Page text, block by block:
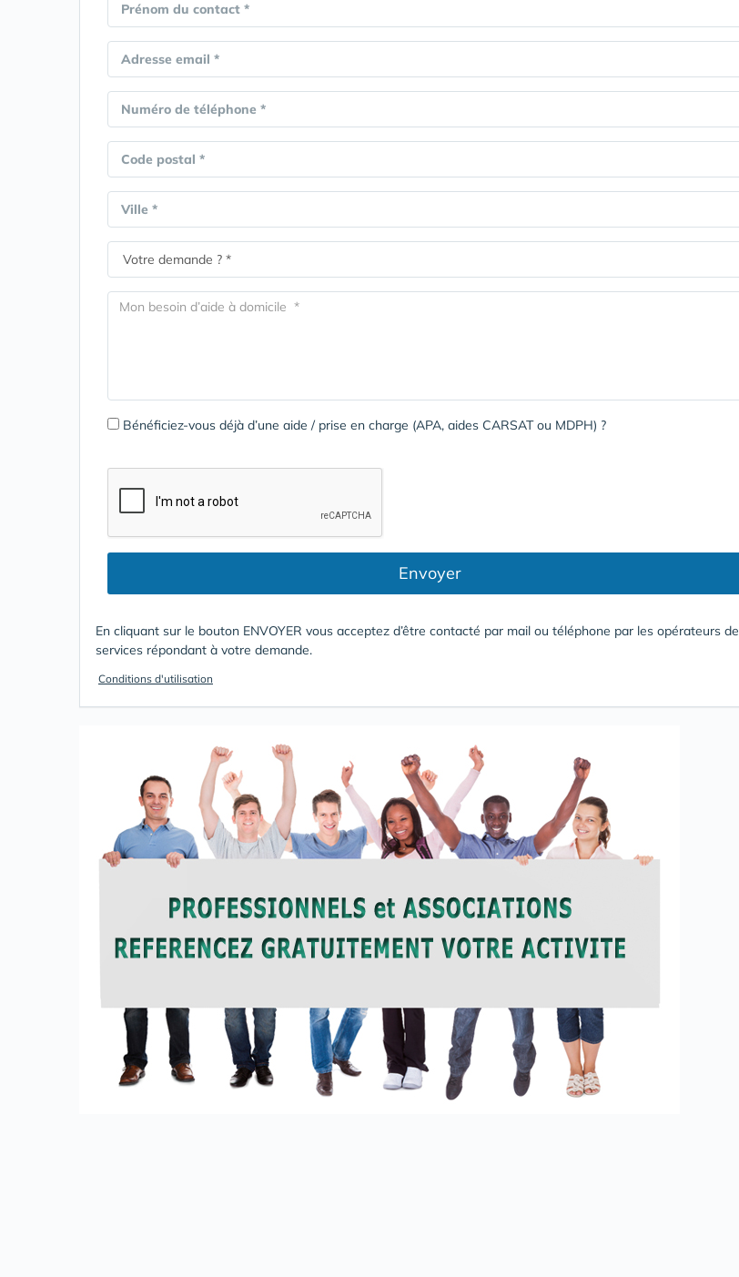
Prénom du contact *
Adresse email *
Numéro de téléphone *
Code postal *
Ville *
Bénéficiez-vous déjà d’une aide / prise en charge (APA, aides CARSAT ou MDPH) ?
Envoyer
En cliquant sur le bouton ENVOYER vous acceptez d’être contacté par mail ou téléphone par les opérateurs de
services répondant à votre demande.
Conditions d'utilisation